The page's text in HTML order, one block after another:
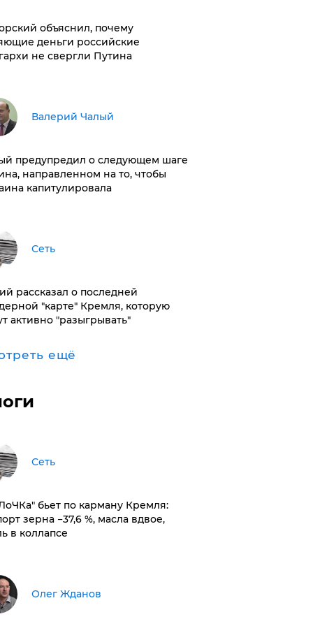
объяснил, почему
деньги российские
не свергли Путина
Валерий Чалый
предупредил о следующем шаге
направленном на то, чтобы
капитулировала
Сеть
рассказал о последней
"карте" Кремля, которую
активно "разыгрывать"
ещё
Сеть
бьет по карману Кремля:
зерна −37,6 %, масла вдвое,
в коллапсе
Олег Жданов